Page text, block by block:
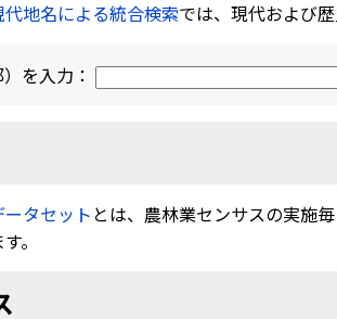
地名による統合検索では、現代および
を入力：
タセット とは、農林業センサスの実施
。